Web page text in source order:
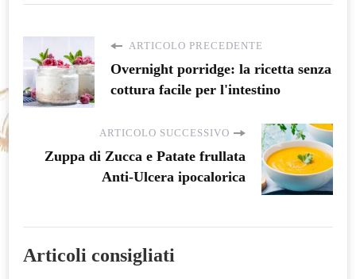
ARTICOLO PRECEDENTE
Overnight porridge: la ricetta senza
cottura facile per l'intestino
ARTICOLO SUCCESSIVO
Zuppa di Zucca e Patate frullata
Anti-Ulcera ipocalorica
Articoli consigliati